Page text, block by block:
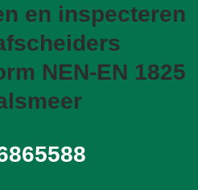
en inspecteren
NEN-EN 1825